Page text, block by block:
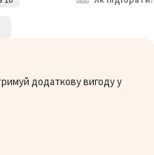
додаткову вигоду у